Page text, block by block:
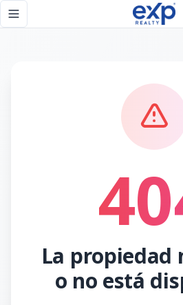
Toggle navigation menu
La propiedad
o no está
Página no encontrada - eXp Realty